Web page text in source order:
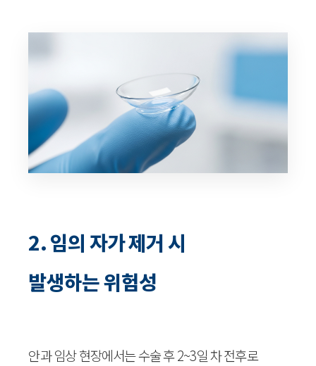
2. 임의 자가 제거 시
발생하는 위험성
안과 임상 현장에서는 수술 후 2~3일 차 전후로